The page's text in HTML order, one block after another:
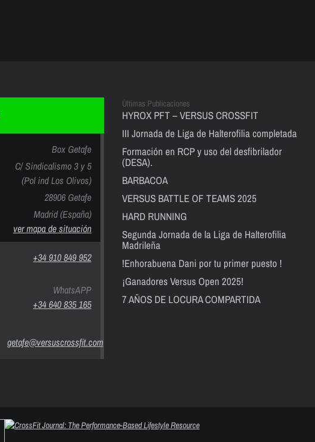
Box Getafe
C/ Sindicalismo 3 y 5
(Pol ind Los Olivos)
28906 Getafe
Madrid (España)
ver mapa de situación
+34 910 849 952
WhatsAPP
+34 640 835 165
getafe@versuscrossfit.com
Últimas Publicaciones
HYROX PFT – VERSUS CROSSFIT
III Jornada de Liga de Halterofilia completada
Formación en RCP y uso del desfibrilador
(DESA).
BARBACOA
VERSUS BATTLE OF TEAMS 2025
HARD RUNNING
Segunda Jornada de la Liga de Halterofilia
Madrileña
!Enhorabuena Dani por tu primer puesto !
¡Ganadores Versus Open 2025!
7 AÑOS DE LOCURA COMPARTIDA